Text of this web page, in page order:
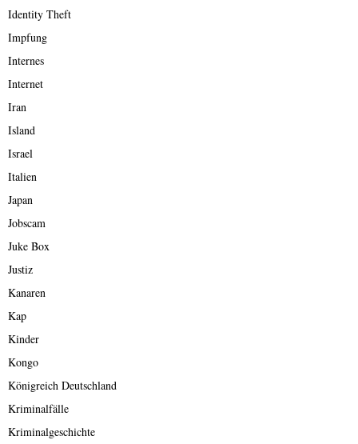
Identity Theft
Impfung
Internes
Internet
Iran
Island
Israel
Italien
Japan
Jobscam
Juke Box
Justiz
Kanaren
Kap
Kinder
Kongo
Königreich Deutschland
Kriminalfälle
Kriminalgeschichte